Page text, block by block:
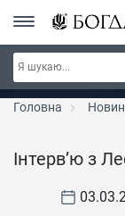
РОЗПРОДАЖ ~ 150
300 грн
Головна
Інтерв’ю з